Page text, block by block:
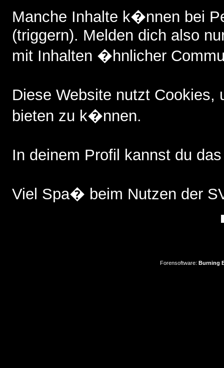
Manche Inhalte k�nnen bei
(triggern). Melden dich also
mit Inhalten �hnlicher
Diese Website nutzt
bieten zu k�nnen.
In deinem Profil kannst du
Viel Spa� beim Nutzen der
Forensoftware: Burning